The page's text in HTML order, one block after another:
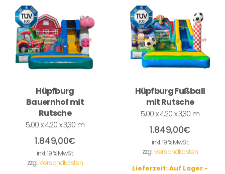
Hüpfburg
Bauernhof mit
Rutsche
5,00 x 4,20 x 3,30 m
1.849,00€
inkl. 19 % MwSt.
zzgl.Versandkosten
Hüpfburg Fußball
mit Rutsche
5,00 x 4,20 x 3,30 m
1.849,00€
inkl. 19 % MwSt.
zzgl.Versandkosten
Lieferzeit: Auf Lager -